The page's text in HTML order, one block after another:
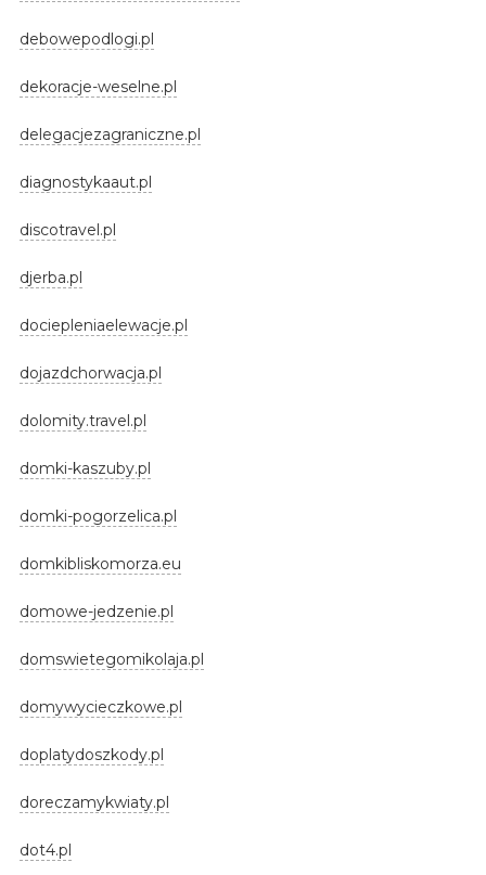
debowepodlogi.pl
dekoracje-weselne.pl
delegacjezagraniczne.pl
diagnostykaaut.pl
discotravel.pl
djerba.pl
dociepleniaelewacje.pl
dojazdchorwacja.pl
dolomity.travel.pl
domki-kaszuby.pl
domki-pogorzelica.pl
domkibliskomorza.eu
domowe-jedzenie.pl
domswietegomikolaja.pl
domywycieczkowe.pl
doplatydoszkody.pl
doreczamykwiaty.pl
dot4.pl